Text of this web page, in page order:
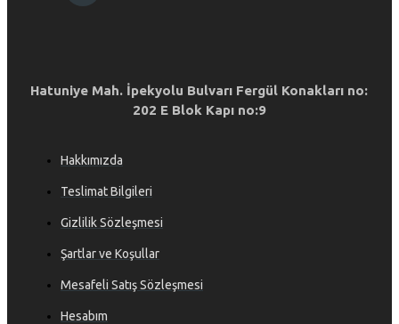
Hatuniye Mah. İpekyolu Bulvarı Fergül Konakları no:
202 E Blok Kapı no:9
Hakkımızda
Teslimat Bilgileri
Gizlilik Sözleşmesi
Şartlar ve Koşullar
Mesafeli Satış Sözleşmesi
Hesabım